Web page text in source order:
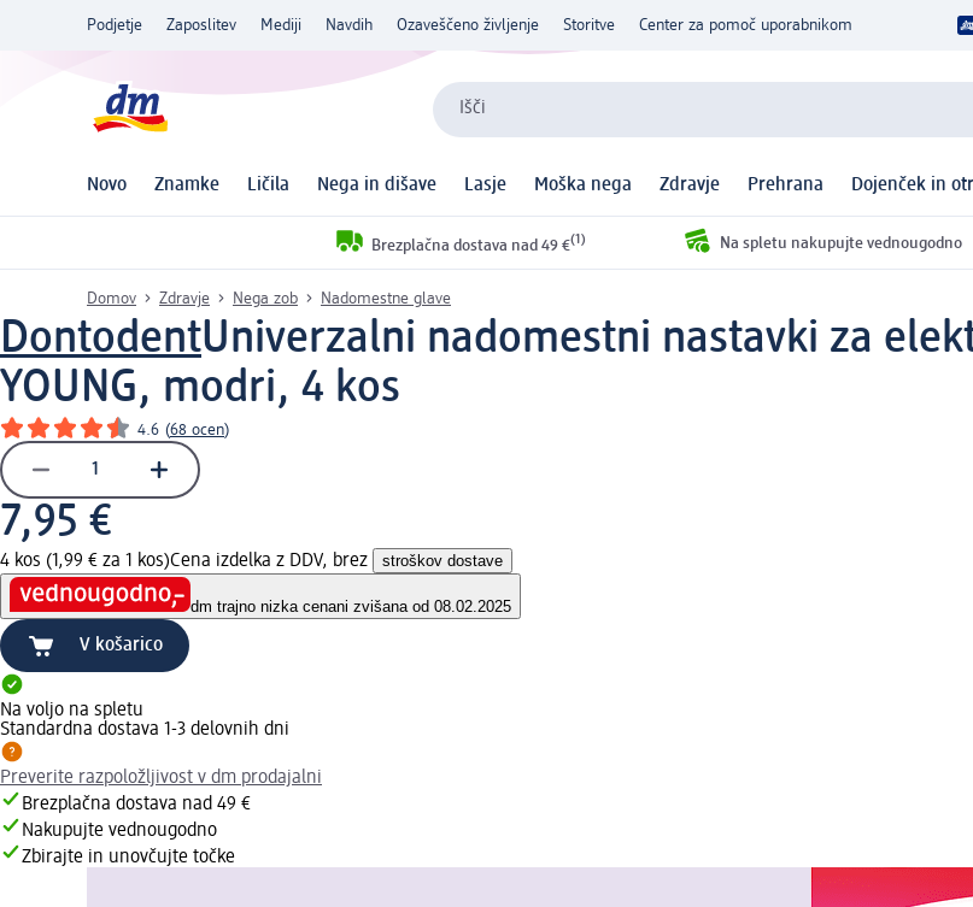
Podjetje Zaposlitev Mediji Navdih Ozaveščeno življenje Storitve Center za pomoč uporabnikom
Išči
Novo Znamke Ličila Nega in dišave Lasje Moška nega Zdravje Prehrana Dojenček in
Brezplačna dostava nad 49 €(1) Na spletu nakupujte vednougodno
Domov Zdravje Nega zob Nadomestne glave
DontodentUniverzalni nadomestni nastavki za
YOUNG, modri, 4 kos
4.6 (68 ocen)
7,95 €
4 kos (1,99 € za 1 kos)Cena izdelka z DDV, brez stroškov dostave
dm trajno nizka cenani zvišana od 08.02.2025
V košarico
Na voljo na spletu
Standardna dostava 1-3 delovnih dni
Preverite razpoložljivost v dm prodajalni
Brezplačna dostava nad 49 €
Nakupujte vednougodno
Zbirajte in unovčujte točke